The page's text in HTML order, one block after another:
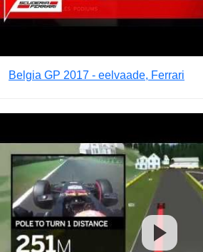
Belgia GP 2017 - eelvaade, Ferrari